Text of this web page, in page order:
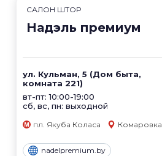
САЛОН ШТОР
Надэль премиум
ул. Кульман, 5 (Дом быта,
комната 221)
вт-пт: 10:00-19:00
сб, вс, пн: выходной
пл. Якуба Коласа Комаровка
nadelpremium.by